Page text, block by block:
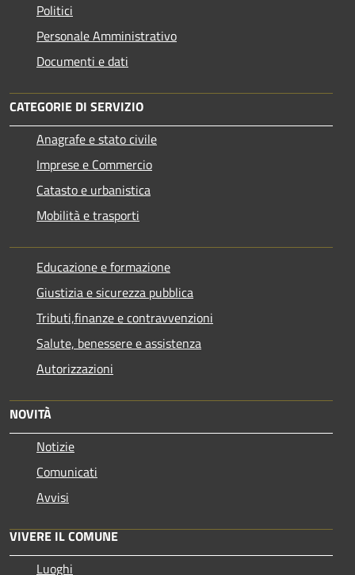
Politici
Personale Amministrativo
Documenti e dati
CATEGORIE DI SERVIZIO
Anagrafe e stato civile
Imprese e Commercio
Catasto e urbanistica
Mobilità e trasporti
Educazione e formazione
Giustizia e sicurezza pubblica
Tributi,finanze e contravvenzioni
Salute, benessere e assistenza
Autorizzazioni
NOVITÀ
Notizie
Comunicati
Avvisi
VIVERE IL COMUNE
Luoghi